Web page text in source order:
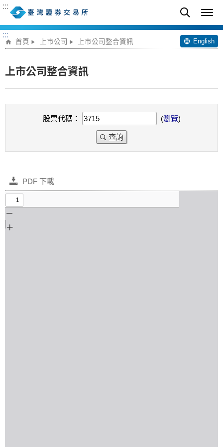
:::
:::
首頁 上市公司 上市公司整合資訊 English
上市公司整合資訊
股票代碼： (瀏覽)
查詢
PDF 下載